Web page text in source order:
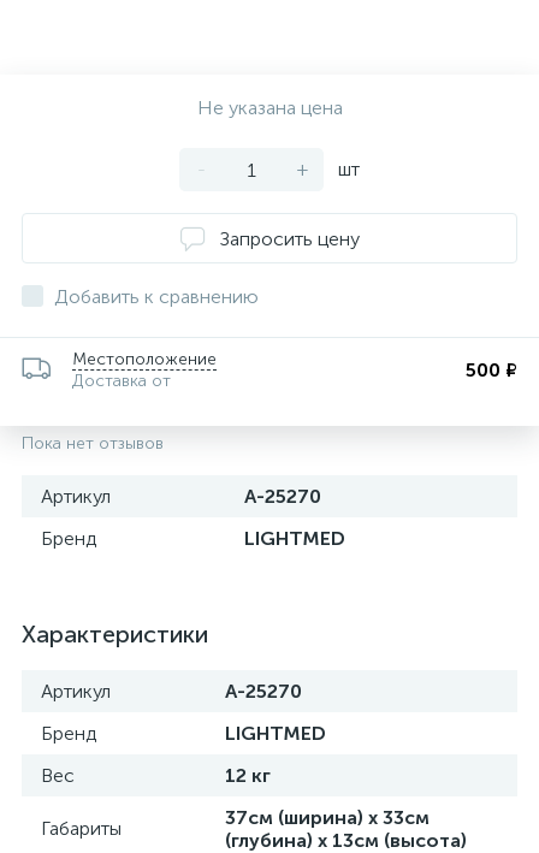
Не указана цена
- + шт
Запросить цену
Добавить к сравнению
Местоположение
Доставка от
500 ₽
Пока нет отзывов
Артикул
A-25270
Бренд
LIGHTMED
Характеристики
Артикул
A-25270
Бренд
LIGHTMED
Вес
12 кг
Габариты
37см (ширина) х 33см
(глубина) х 13см (высота)